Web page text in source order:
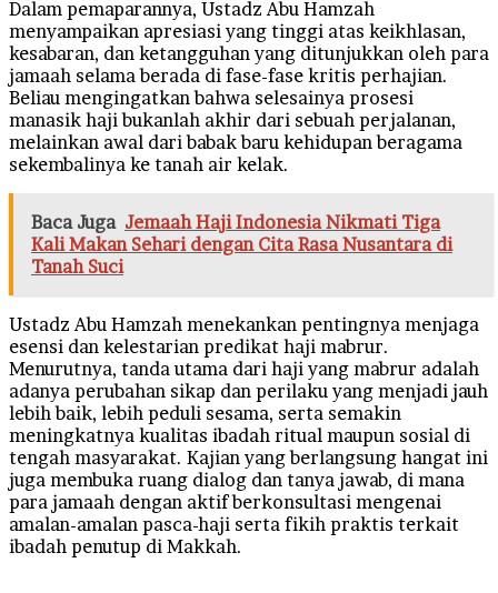
Dalam pemaparannya, Ustadz Abu Hamzah
menyampaikan apresiasi yang tinggi atas keikhlasan,
kesabaran, dan ketangguhan yang ditunjukkan oleh para
jamaah selama berada di fase-fase kritis perhajian.
Beliau mengingatkan bahwa selesainya prosesi
manasik haji bukanlah akhir dari sebuah perjalanan,
melainkan awal dari babak baru kehidupan beragama
sekembalinya ke tanah air kelak.
Baca Juga Jemaah Haji Indonesia Nikmati Tiga
Kali Makan Sehari dengan Cita Rasa Nusantara di
Tanah Suci
Ustadz Abu Hamzah menekankan pentingnya menjaga
esensi dan kelestarian predikat haji mabrur.
Menurutnya, tanda utama dari haji yang mabrur adalah
adanya perubahan sikap dan perilaku yang menjadi jauh
lebih baik, lebih peduli sesama, serta semakin
meningkatnya kualitas ibadah ritual maupun sosial di
tengah masyarakat. Kajian yang berlangsung hangat ini
juga membuka ruang dialog dan tanya jawab, di mana
para jamaah dengan aktif berkonsultasi mengenai
amalan-amalan pasca-haji serta fikih praktis terkait
ibadah penutup di Makkah.